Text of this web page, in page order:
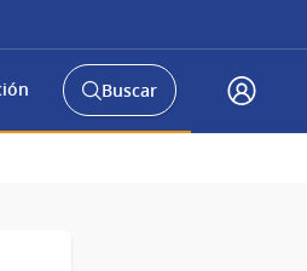
Abrir
buscador
Buscar
Acceso